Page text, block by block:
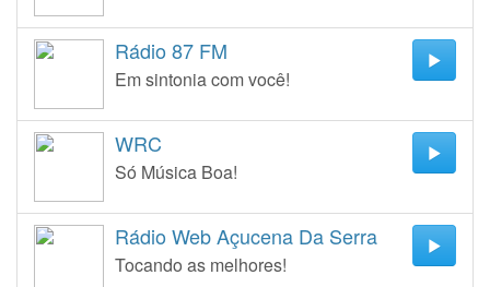
Rádio 87 FM
Em sintonia com você!
WRC
Só Música Boa!
Rádio Web Açucena Da Serra
Tocando as melhores!